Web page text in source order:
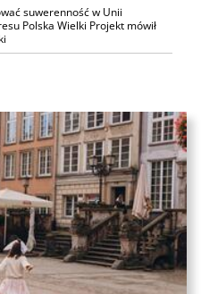
suwerenność w Unii
Polska Wielki Projekt mówił